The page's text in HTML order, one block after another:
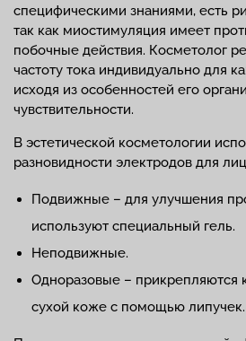
специфическими знаниями, есть
так как миостимуляция имеет
побочные действия. Косметолог
частоту тока индивидуально для
исходя из особенностей его
чувствительности.
В эстетической косметологии
разновидности электродов для
Подвижные – для улучшения
используют специальный гель.
Неподвижные.
Одноразовые – прикрепляются
сухой коже с помощью липучек.